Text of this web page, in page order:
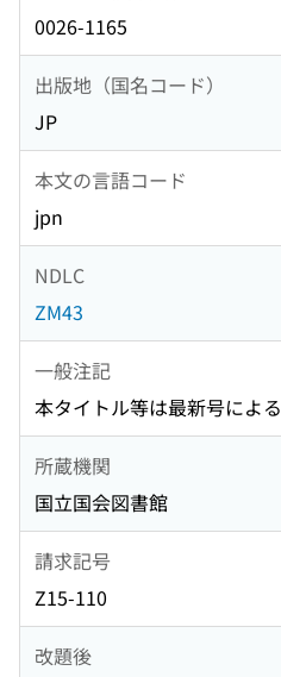
0026-1165
出版地（国名コード）
JP
本文の言語コード
jpn
NDLC
ZM43
一般注記
本タイトル等は最新号による
所蔵機関
国立国会図書館
請求記号
Z15-110
改題後